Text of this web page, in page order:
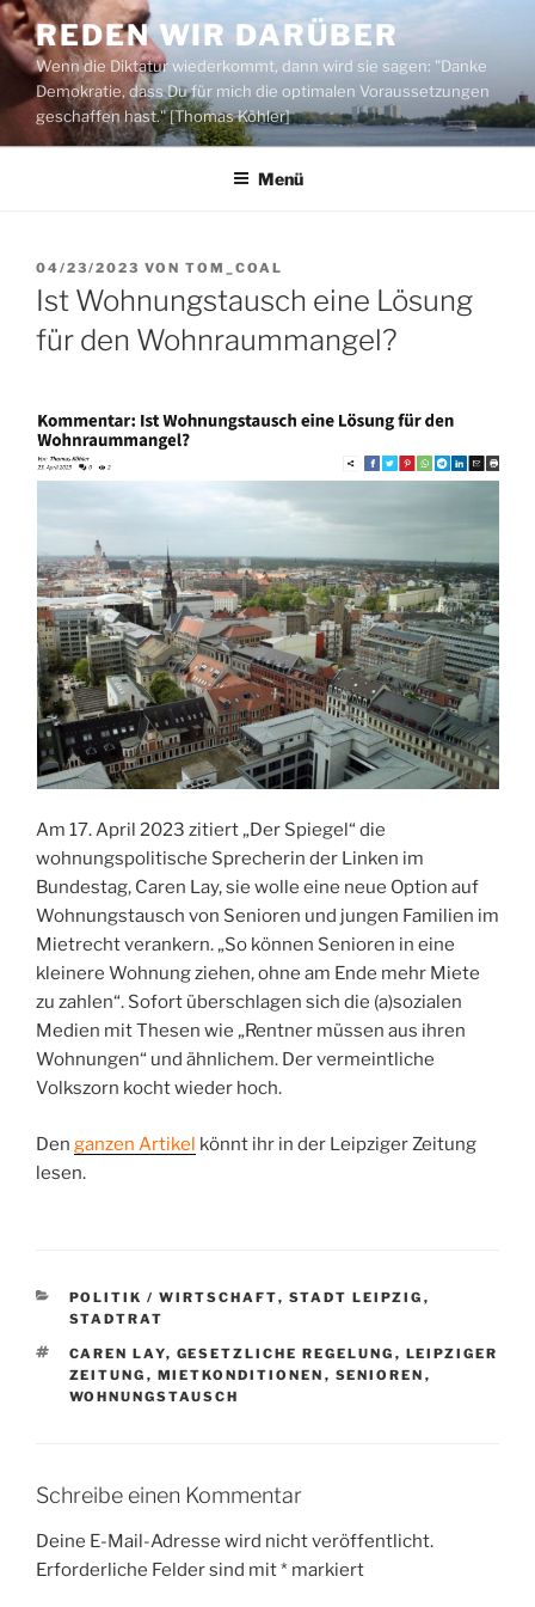
Zum
Inhalt
springen
REDEN WIR DARÜBER
Wenn die Diktatur wiederkommt, dann wird sie sagen: "Danke
Demokratie, dass Du für mich die optimalen Voraussetzungen
geschaffen hast." [Thomas Köhler]
Menü
VERÖFFENTLICHT
AM
04/23/2023 VON TOM_COAL
Ist Wohnungstausch eine Lösung
für den Wohnraummangel?
Am 17. April 2023 zitiert „Der Spiegel“ die
wohnungspolitische Sprecherin der Linken im
Bundestag, Caren Lay, sie wolle eine neue Option auf
Wohnungstausch von Senioren und jungen Familien im
Mietrecht verankern. „So können Senioren in eine
kleinere Wohnung ziehen, ohne am Ende mehr Miete
zu zahlen“. Sofort überschlagen sich die (a)sozialen
Medien mit Thesen wie „Rentner müssen aus ihren
Wohnungen“ und ähnlichem. Der vermeintliche
Volkszorn kocht wieder hoch.
Den ganzen Artikel könnt ihr in der Leipziger Zeitung
lesen.
KATEGORIEN
POLITIK / WIRTSCHAFT, STADT LEIPZIG ,
STADTRAT
SCHLAGWÖRTER
CAREN LAY, GESETZLICHE REGELUNG , LEIPZIGER
ZEITUNG , MIETKONDITIONEN , SENIOREN ,
WOHNUNGSTAUSCH
Schreibe einen Kommentar
Deine E-Mail-Adresse wird nicht veröffentlicht.
Erforderliche Felder sind mit* markiert